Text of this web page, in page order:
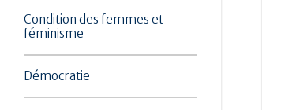
Condition des femmes et
féminisme
Démocratie